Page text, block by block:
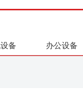
备 办公设备